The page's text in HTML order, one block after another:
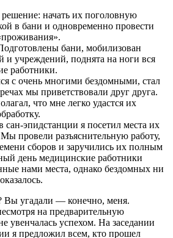
начать их поголовную
в бани и одновременно провести
бани, мобилизован
и учреждений, поднята на ноги вся
работники.
с очень многими бездомными, стал
мы приветствовали друг друга.
что мне легко удастся их
сан-эпидстанции я посетил места их
провели разъяснительную работу,
сборов и заручились их полным
день медицинские работники
нами места, однако бездомных ни
Вы угадали — конечно, меня.
на предварительную
увенчалась успехом. На заседании
я предложил всем, кто прошел